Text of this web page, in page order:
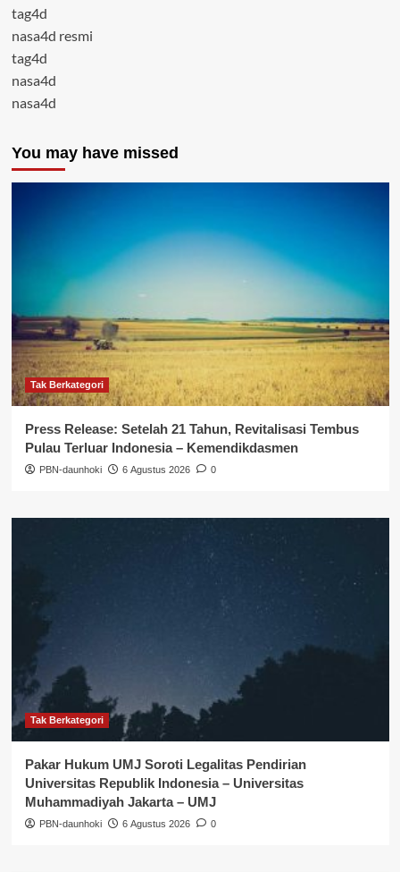
tag4d
nasa4d resmi
tag4d
nasa4d
nasa4d
You may have missed
Tak Berkategori
Press Release: Setelah 21 Tahun, Revitalisasi Tembus
Pulau Terluar Indonesia – Kemendikdasmen
PBN-daunhoki 6 Agustus 2026 0
Tak Berkategori
Pakar Hukum UMJ Soroti Legalitas Pendirian
Universitas Republik Indonesia – Universitas
Muhammadiyah Jakarta – UMJ
PBN-daunhoki 6 Agustus 2026 0